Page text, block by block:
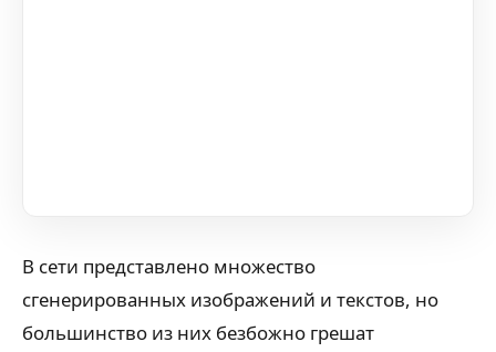
В сети представлено множество
сгенерированных изображений и текстов, но
большинство из них безбожно грешат